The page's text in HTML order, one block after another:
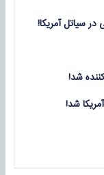
سیاتل آمریکا!
شد!
شد!